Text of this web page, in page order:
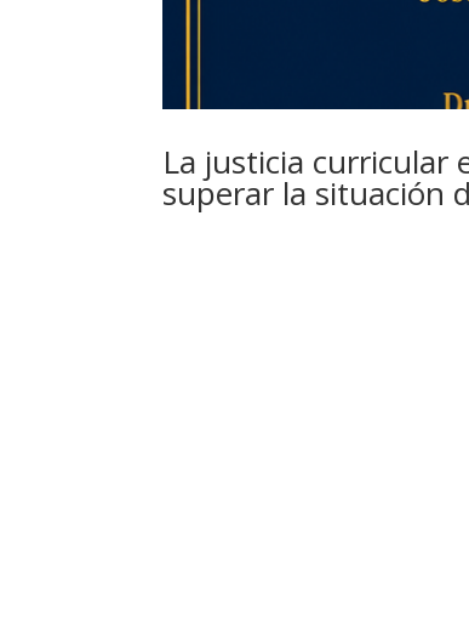
La justicia curricular
superar la situación